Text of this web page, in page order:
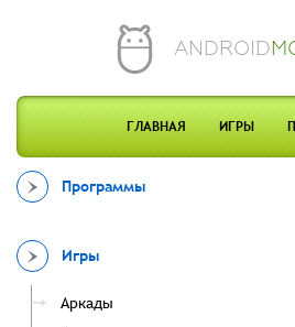
ANDROID
ГЛАВНАЯ ИГРЫ
Программы
Игры
Аркады